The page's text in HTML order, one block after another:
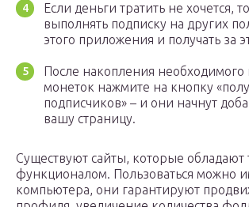
Если деньги тратить не хочется,
выполнять подписку на других
этого приложения и получать за
После накопления необходимого
монеток нажмите на кнопку
подписчиков» – и они начнут
вашу страницу.
Существуют сайты, которые обладают
функционалом. Пользоваться можно
компьютера, они гарантируют